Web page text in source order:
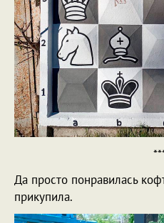
Да просто понравилась
прикупила.